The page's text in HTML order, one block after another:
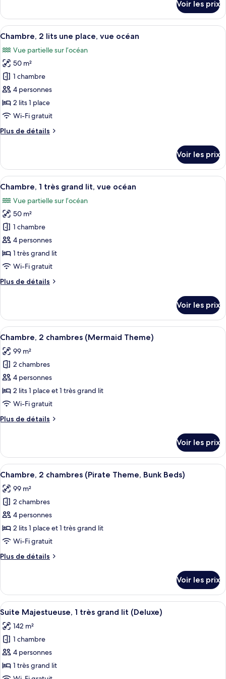
Grand,
Suite
Exécutive,
1
très
grand
lit
le
type
de
Grand,
Suite
Exécutive,
très
grand
lit
Voir les prix
Afficher
toutes
les
photos
pour
ce
type
de
chambre :
Chambre,
une
place,
vue
océan
Une chambre d’hôtel avec deux lits,
5
Chambre, 2 lits une place, vue océan
Vue partielle sur l’océan
50 m²
1 chambre
4 personnes
2 lits 1 place
Wi-Fi gratuit
Plus de détails
Plus
le
type
de
Chambre,
2
lits
une
place,
vue
océan
Voir les prix
Afficher
toutes
les
photos
pour
ce
type
de
chambre :
Chambre,
grand
lit,
vue
océan
Chambre, 1 très grand lit, vue océan
6
Chambre, 1 très grand lit, vue océan
Vue partielle sur l’océan
50 m²
1 chambre
4 personnes
1 très grand lit
Wi-Fi gratuit
Plus de détails
Plus
le
type
de
Chambre,
grand
lit,
vue
océan
Voir les prix
Afficher
toutes
les
photos
pour
ce
type
chambre :
chambres
(Mermaid
Theme)
Chambre, 2 chambres (Mermaid
5
Chambre, 2 chambres (Mermaid Theme)
99 m²
2 chambres
4 personnes
2 lits 1 place et 1 très grand lit
Wi-Fi gratuit
Plus de détails
Plus
le
type
de
Chambre,
2
(Mermaid
Theme)
Voir les prix
Afficher
toutes
les
photos
pour
ce
type
chambre :
chambres
(Pirate
Theme,
Bunk
Beds)
Chambre, 2 chambres (Pirate
7
Chambre, 2 chambres (Pirate Theme, Bunk Beds)
99 m²
2 chambres
4 personnes
2 lits 1 place et 1 très grand lit
Wi-Fi gratuit
Plus de détails
Plus
le
type
de
Chambre,
2
(Pirate
Theme,
Bunk
Voir les prix
Afficher
toutes
les
photos
pour
ce
type
Baignoire et douche séparées,
6
Suite Majestueuse, 1 très grand lit (Deluxe)
142 m²
1 chambre
4 personnes
1 très grand lit